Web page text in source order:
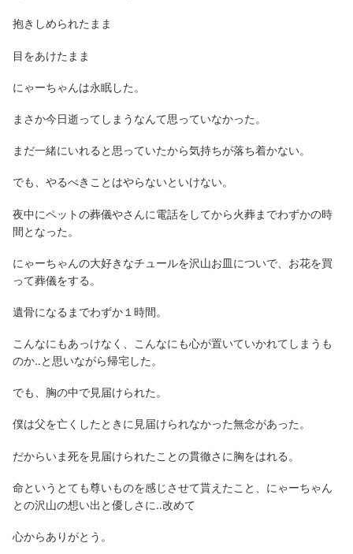
抱きしめられたまま
目をあけたまま
にゃーちゃんは永眠した。
まさか今日逝ってしまうなんて思っていなかった。
まだ一緒にいれると思っていたから気持ちが落ち着かない。
でも、やるべきことはやらないといけない。
夜中にペットの葬儀やさんに電話をしてから火葬までわずかの時
間となった。
にゃーちゃんの大好きなチュールを沢山お皿についで、お花を買
って葬儀をする。
遺骨になるまでわずか１時間。
こんなにもあっけなく、こんなにも心が置いていかれてしまうも
のか‥と思いながら帰宅した。
でも、胸の中で見届けられた。
僕は父を亡くしたときに見届けられなかった無念があった。
だからいま死を見届けられたことの貫徹さに胸をはれる。
命というとても尊いものを感じさせて貰えたこと、にゃーちゃん
との沢山の想い出と優しさに‥改めて
心からありがとう。